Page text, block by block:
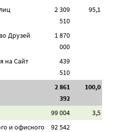
2 309
510
95,1
Друзей
1 870
000
на Сайт
439
510
2 861
392
100,0
99 004
3,5
и офисного
92 542